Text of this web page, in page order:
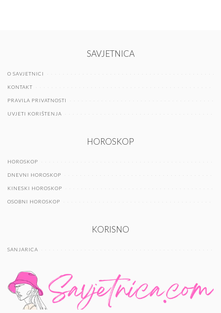
SAVJETNICA
O SAVJETNICI
KONTAKT
PRAVILA PRIVATNOSTI
UVJETI KORIŠTENJA
HOROSKOP
HOROSKOP
DNEVNI HOROSKOP
KINESKI HOROSKOP
OSOBNI HOROSKOP
KORISNO
SANJARICA